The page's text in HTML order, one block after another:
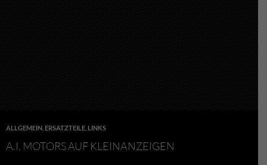
ALLGEMEIN ERSATZTEILE LINKS
A.I. MOTORS AUF KLEINANZEIGEN